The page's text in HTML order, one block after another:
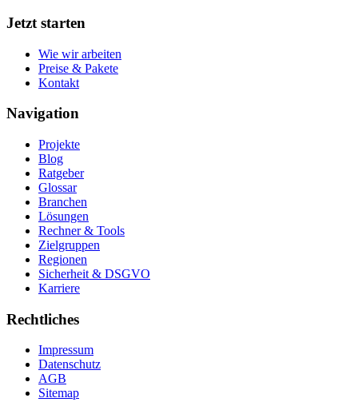
Jetzt starten
Wie wir arbeiten
Preise & Pakete
Kontakt
Navigation
Projekte
Blog
Ratgeber
Glossar
Branchen
Lösungen
Rechner & Tools
Zielgruppen
Regionen
Sicherheit & DSGVO
Karriere
Rechtliches
Impressum
Datenschutz
AGB
Sitemap